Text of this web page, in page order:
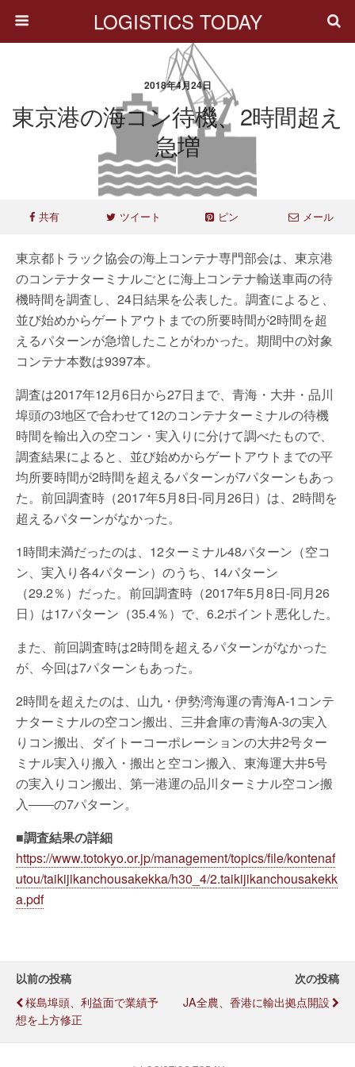
LOGISTICS TODAY
2018年4月24日
東京港の海コン待機、2時間超え
急増
共有 ツイート ピン メール
東京都トラック協会の海上コンテナ専門部会は、東京港
のコンテナターミナルごとに海上コンテナ輸送車両の待
機時間を調査し、24日結果を公表した。調査によると、
並び始めからゲートアウトまでの所要時間が2時間を超
えるパターンが急増したことがわかった。期間中の対象
コンテナ本数は9397本。
調査は2017年12月6日から27日まで、青海・大井・品川
埠頭の3地区で合わせて12のコンテナターミナルの待機
時間を輸出入の空コン・実入りに分けて調べたもので、
調査結果によると、並び始めからゲートアウトまでの平
均所要時間が2時間を超えるパターンが7パターンもあっ
た。前回調査時（2017年5月8日-同月26日）は、2時間を
超えるパターンがなかった。
1時間未満だったのは、12ターミナル48パターン（空コ
ン、実入り各4パターン）のうち、14パターン
（29.2％）だった。前回調査時（2017年5月8日-同月26
日）は17パターン（35.4％）で、6.2ポイント悪化した。
また、前回調査時は2時間を超えるパターンがなかった
が、今回は7パターンもあった。
2時間を超えたのは、山九・伊勢湾海運の青海A-1コンテ
ナターミナルの空コン搬出、三井倉庫の青海A-3の実入
りコン搬出、ダイトーコーポレーションの大井2号ター
ミナル実入り搬入・搬出と空コン搬入、東海運大井5号
の実入りコン搬出、第一港運の品川ターミナル空コン搬
入――の7パターン。
■調査結果の詳細
https://www.totokyo.or.jp/management/topics/file/kontenaf
utou/taikijikanchousakekka/h30_4/2.taikijikanchousakekk
a.pdf
以前の投稿
桜島埠頭、利益面で業績予
想を上方修正
次の投稿
JA全農、香港に輸出拠点開設